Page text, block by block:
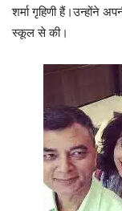
शर्मा गृहिणी हैं।उन्होंने
स्कूल से की।